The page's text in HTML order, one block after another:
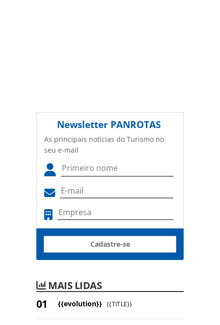
Newsletter PANROTAS
As principais notícias do Turismo no
seu e-mail
Cadastre-se
MAIS LIDAS
{{evolution}} {{TITLE}}